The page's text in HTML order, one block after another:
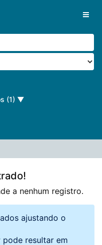
(1)
a nenhum registro.
ajustando o
pode resultar em